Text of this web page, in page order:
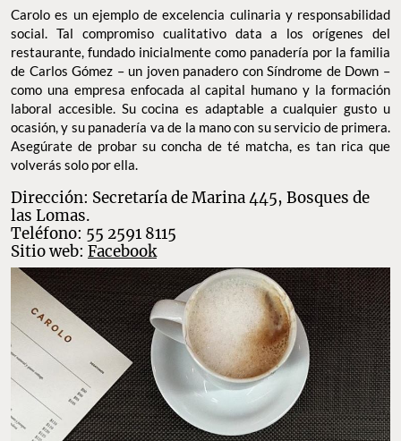
Carolo es un ejemplo de excelencia culinaria y responsabilidad
social. Tal compromiso cualitativo data a los orígenes del
restaurante, fundado inicialmente como panadería por la familia
de Carlos Gómez – un joven panadero con Síndrome de Down –
como una empresa enfocada al capital humano y la formación
laboral accesible. Su cocina es adaptable a cualquier gusto u
ocasión, y su panadería va de la mano con su servicio de primera.
Asegúrate de probar su concha de té matcha, es tan rica que
volverás solo por ella.
Dirección: Secretaría de Marina 445, Bosques de
las Lomas.
Teléfono: 55 2591 8115
Sitio web: Facebook